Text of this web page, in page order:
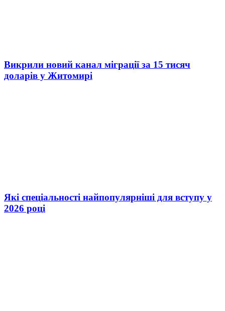
Викрили новий канал міграції за 15 тисяч
доларів у Житомирі
Які спеціальності найпопулярніші для вступу у
2026 році